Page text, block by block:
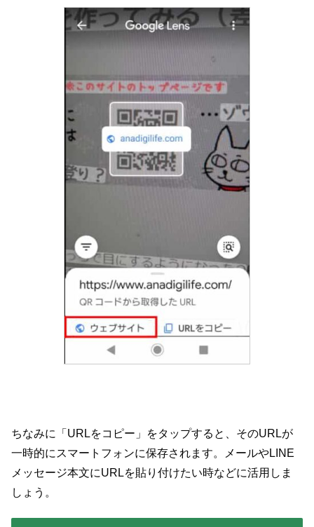
ちなみに「URLをコピー」をタップすると、そのURLが
一時的にスマートフォンに保存されます。メールやLINE
メッセージ本文にURLを貼り付けたい時などに活用しま
しょう。